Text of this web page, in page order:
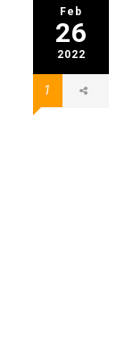
Feb
26
2022
1